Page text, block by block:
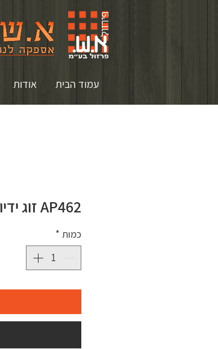
עמוד הבית אודות
AP462 זוג ידיות
כמות *